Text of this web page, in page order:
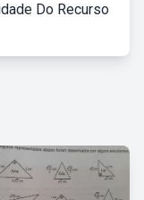
Do Recurso